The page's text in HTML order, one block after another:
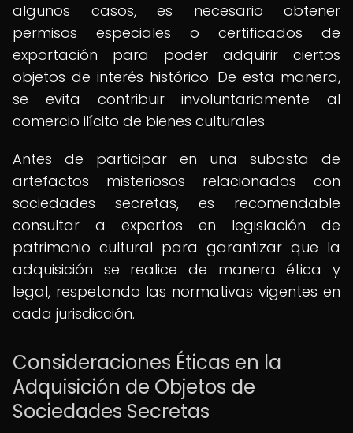
algunos casos, es necesario obtener
permisos especiales o certificados de
exportación para poder adquirir ciertos
objetos de interés histórico. De esta manera,
se evita contribuir involuntariamente al
comercio ilícito de bienes culturales.
Antes de participar en una subasta de
artefactos misteriosos relacionados con
sociedades secretas, es recomendable
consultar a expertos en legislación de
patrimonio cultural para garantizar que la
adquisición se realice de manera ética y
legal, respetando las normativas vigentes en
cada jurisdicción.
Consideraciones Éticas en la
Adquisición de Objetos de
Sociedades Secretas